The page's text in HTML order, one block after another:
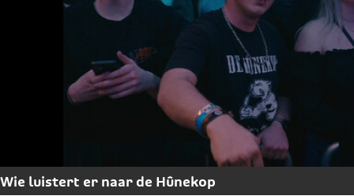
Wie luistert er naar de Hûnekop